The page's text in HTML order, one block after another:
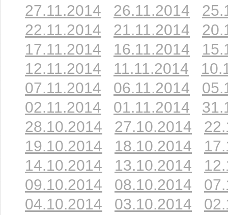
27.11.2014
26.11.2014
22.11.2014
21.11.2014
17.11.2014
16.11.2014
12.11.2014
11.11.2014
07.11.2014
06.11.2014
02.11.2014
01.11.2014
28.10.2014
27.10.2014
19.10.2014
18.10.2014
14.10.2014
13.10.2014
09.10.2014
08.10.2014
04.10.2014
03.10.2014